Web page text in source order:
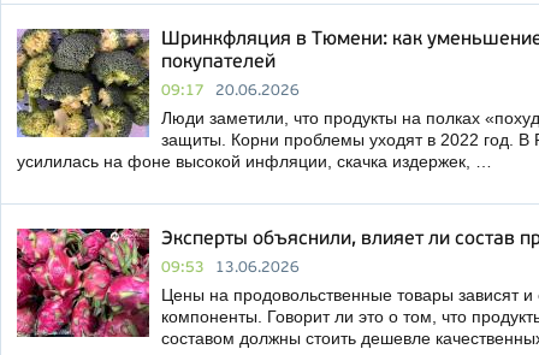
Шринкфляция в Тюмени: как уменьшение
покупателей
09:17 20.06.2026
Люди заметили, что продукты на полках
защиты. Корни проблемы уходят в 2022 год. В
усилилась на фоне высокой инфляции, скачка издержек, …
Эксперты объяснили, влияет ли состав
09:53 13.06.2026
Цены на продовольственные товары зависят и
компоненты. Говорит ли это о том, что
составом должны стоить дешевле